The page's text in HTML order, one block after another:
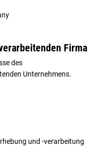
Firma
des
Unternehmens.
und -verarbeitung